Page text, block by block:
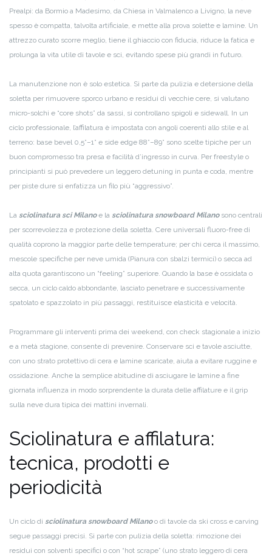
Prealpi: da Bormio a Madesimo, da Chiesa in Valmalenco a Livigno, la neve
spesso è compatta, talvolta artificiale, e mette alla prova solette e lamine. Un
attrezzo curato scorre meglio, tiene il ghiaccio con fiducia, riduce la fatica e
prolunga la vita utile di tavole e sci, evitando spese più grandi in futuro.
La manutenzione non è solo estetica. Si parte da pulizia e detersione della
soletta per rimuovere sporco urbano e residui di vecchie cere, si valutano
micro-solchi e “core shots” da sassi, si controllano spigoli e sidewall. In un
ciclo professionale, l’affilatura è impostata con angoli coerenti allo stile e al
terreno: base bevel 0,5°–1° e side edge 88°–89° sono scelte tipiche per un
buon compromesso tra presa e facilità d’ingresso in curva. Per freestyle o
principianti si può prevedere un leggero detuning in punta e coda, mentre
per piste dure si enfatizza un filo più “aggressivo”.
La sciolinatura sci Milanoe la sciolinatura snowboard Milanosono centrali
per scorrevolezza e protezione della soletta. Cere universali fluoro-free di
qualità coprono la maggior parte delle temperature; per chi cerca il massimo,
mescole specifiche per neve umida (Pianura con sbalzi termici) o secca ad
alta quota garantiscono un “feeling” superiore. Quando la base è ossidata o
secca, un ciclo caldo abbondante, lasciato penetrare e successivamente
spatolato e spazzolato in più passaggi, restituisce elasticità e velocità.
Programmare gli interventi prima dei weekend, con check stagionale a inizio
e a metà stagione, consente di prevenire. Conservare sci e tavole asciutte,
con uno strato protettivo di cera e lamine scaricate, aiuta a evitare ruggine e
ossidazione. Anche la semplice abitudine di asciugare le lamine a fine
giornata influenza in modo sorprendente la durata delle affilature e il grip
sulla neve dura tipica dei mattini invernali.
Sciolinatura e affilatura:
tecnica, prodotti e
periodicità
Un ciclo di sciolinatura snowboard Milanoo di tavole da ski cross e carving
segue passaggi precisi. Si parte con pulizia della soletta: rimozione dei
residui con solventi specifici o con “hot scrape” (uno strato leggero di cera